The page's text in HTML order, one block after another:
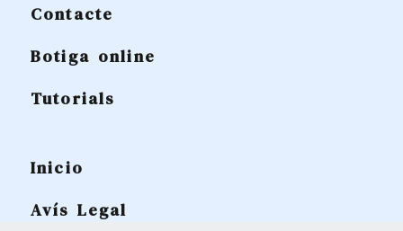
Contacte
Botiga online
Tutorials
Inicio
Avís Legal